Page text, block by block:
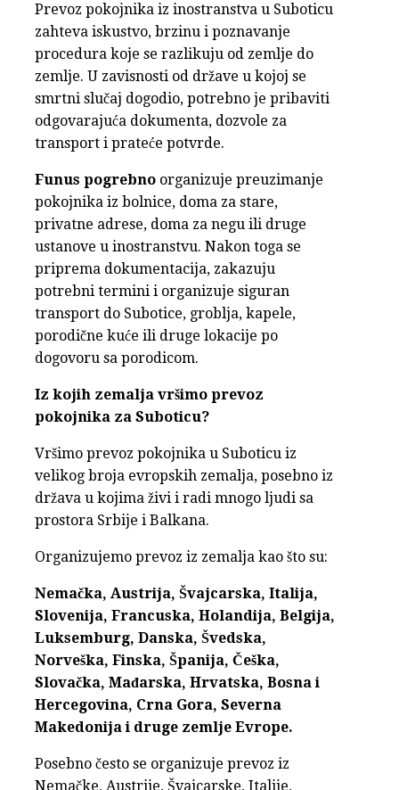
Prevoz pokojnika iz inostranstva u Suboticu
zahteva iskustvo, brzinu i poznavanje
procedura koje se razlikuju od zemlje do
zemlje. U zavisnosti od države u kojoj se
smrtni slučaj dogodio, potrebno je pribaviti
odgovarajuća dokumenta, dozvole za
transport i prateće potvrde.
Funus pogrebno organizuje preuzimanje
pokojnika iz bolnice, doma za stare,
privatne adrese, doma za negu ili druge
ustanove u inostranstvu. Nakon toga se
priprema dokumentacija, zakazuju
potrebni termini i organizuje siguran
transport do Subotice, groblja, kapele,
porodične kuće ili druge lokacije po
dogovoru sa porodicom.
Iz kojih zemalja vršimo prevoz
pokojnika za Suboticu?
Vršimo prevoz pokojnika u Suboticu iz
velikog broja evropskih zemalja, posebno iz
država u kojima živi i radi mnogo ljudi sa
prostora Srbije i Balkana.
Organizujemo prevoz iz zemalja kao što su:
Nemačka, Austrija, Švajcarska, Italija,
Slovenija, Francuska, Holandija, Belgija,
Luksemburg, Danska, Švedska,
Norveška, Finska, Španija, Češka,
Slovačka, Mađarska, Hrvatska, Bosna i
Hercegovina, Crna Gora, Severna
Makedonija i druge zemlje Evrope.
Posebno često se organizuje prevoz iz
Nemačke, Austrije, Švajcarske, Italije,